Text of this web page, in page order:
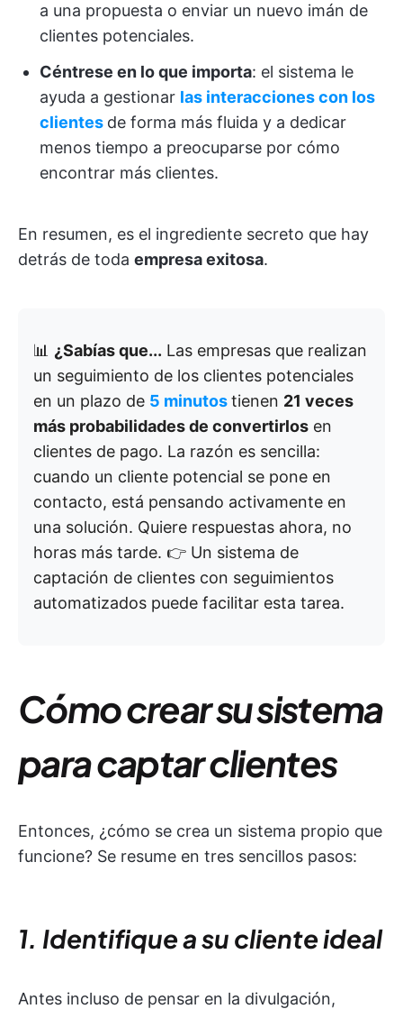
a una propuesta o enviar un nuevo imán de
clientes potenciales.
Céntrese en lo que importa: el sistema le
ayuda a gestionar las interacciones con los
clientes de forma más fluida y a dedicar
menos tiempo a preocuparse por cómo
encontrar más clientes.
En resumen, es el ingrediente secreto que hay
detrás de toda empresa exitosa.
📊 ¿Sabías que... Las empresas que realizan
un seguimiento de los clientes potenciales
en un plazo de 5 minutostienen 21 veces
más probabilidades de convertirlos en
clientes de pago. La razón es sencilla:
cuando un cliente potencial se pone en
contacto, está pensando activamente en
una solución. Quiere respuestas ahora, no
horas más tarde. 👉 Un sistema de
captación de clientes con seguimientos
automatizados puede facilitar esta tarea.
Cómo crear su sistema
para captar clientes
Entonces, ¿cómo se crea un sistema propio que
funcione? Se resume en tres sencillos pasos:
1. Identifique a su cliente ideal
Antes incluso de pensar en la divulgación,